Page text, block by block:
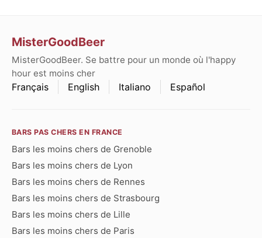
MisterGoodBeer
MisterGoodBeer. Se battre pour un monde où l'happy
hour est moins cher
Français English Italiano Español
BARS PAS CHERS EN FRANCE
Bars les moins chers de Grenoble
Bars les moins chers de Lyon
Bars les moins chers de Rennes
Bars les moins chers de Strasbourg
Bars les moins chers de Lille
Bars les moins chers de Paris